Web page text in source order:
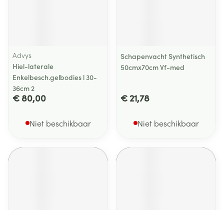
Advys
Hiel-laterale
Enkelbesch.gelbodies l 30-
36cm 2
€ 80,00
Niet beschikbaar
Schapenvacht Synthetisch
50cmx70cm Vf-med
€ 21,78
Niet beschikbaar